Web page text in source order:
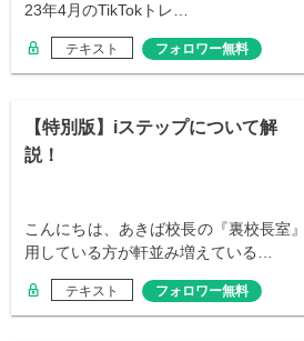
23年4月のTikTokトレ…
テキスト フォロワー無料
【特別版】iステップについて解
説！
こんにちは、あきば校長の『裏校長室
用している方が軒並み増えている…
テキスト フォロワー無料